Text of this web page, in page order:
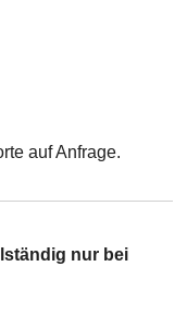
auf Anfrage.
nur bei